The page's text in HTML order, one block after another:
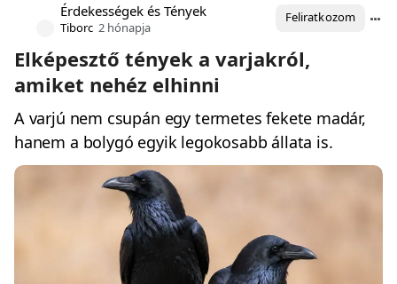
Érdekességek és Tények
Tiborc 2 hónapja
Feliratkozom
Elképesztő tények a varjakról,
amiket nehéz elhinni
A varjú nem csupán egy termetes fekete madár,
hanem a bolygó egyik legokosabb állata is.